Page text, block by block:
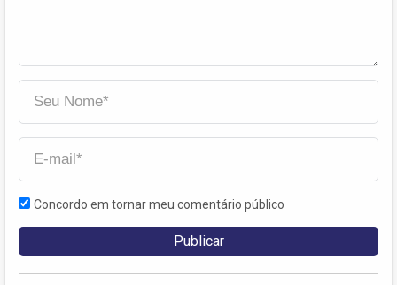
Concordo em tornar meu comentário público